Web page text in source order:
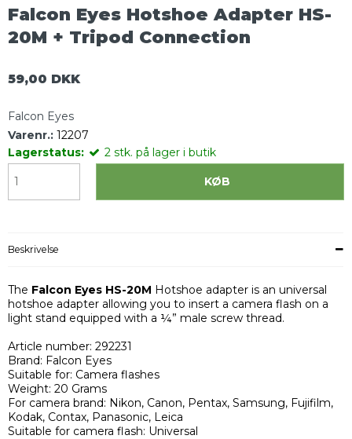
Falcon Eyes Hotshoe Adapter HS-
20M + Tripod Connection
59,00 DKK
Falcon Eyes
Varenr.: 12207
Lagerstatus:
2 stk. på lager i butik
KØB
Beskrivelse
The Falcon Eyes HS-20M Hotshoe adapter is an universal
hotshoe adapter allowing you to insert a camera flash on a
light stand equipped with a ¼” male screw thread.
Article number: 292231
Brand: Falcon Eyes
Suitable for: Camera flashes
Weight: 20 Grams
For camera brand: Nikon, Canon, Pentax, Samsung, Fujifilm,
Kodak, Contax, Panasonic, Leica
Suitable for camera flash: Universal